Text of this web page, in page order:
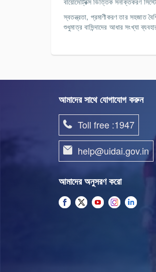
স্বতন্ত্রতা, প্রমাণীকরণ তার সহজাত
শুধুমাত্র বাসিন্দাদের আধার সংখ্যা
আমাদের সাথে যোগাযোগ করুন
Toll free :1947
help@uidai.gov.in
আমাদের অনুসরণ করো